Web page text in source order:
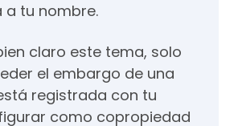
a tu nombre.
claro este tema, solo
el embargo de una
registrada con tu
como copropiedad